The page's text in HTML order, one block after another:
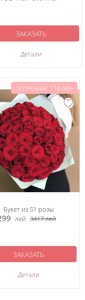
Детали
ЗАКАЗАТЬ
Экономия: 118 лей
Букет из 51 розы
лей 3417лей
Детали
ЗАКАЗАТЬ